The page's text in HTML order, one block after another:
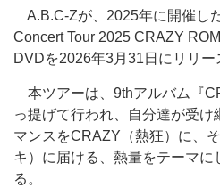
A.B.C-Zが、2025年に開催し
Concert Tour 2025 CRAZY
DVDを2026年3月31日にリリー
本ツアーは、9thアルバム『
っ提げて行われ、自分達が受
マンスをCRAZY（熱狂）に、
キ）に届ける、熱量をテーマ
る。